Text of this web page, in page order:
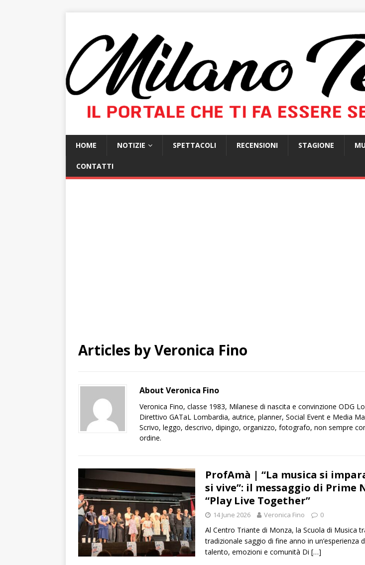
HOME NOTIZIE SPETTACOLI RECENSIONI STAGIONE
CONTATTI
Articles byVeronica Fino
About Veronica Fino
Veronica Fino, classe 1983, Milanese di nascita e convinzione ODG
Direttivo GATaL Lombardia, autrice, planner, Social Event e Media
Scrivo, leggo, descrivo, dipingo, organizzo, fotografo, non sempre
ordine.
ProfAmà | “La musica si
si vive”: il messaggio di Prime
“Play Live Together”
14 June 2026 Veronica Fino 0
Al Centro Triante di Monza, la Scuola di Musica
tradizionale saggio di fine anno in un’esperienza
talento, emozioni e comunità Di […]